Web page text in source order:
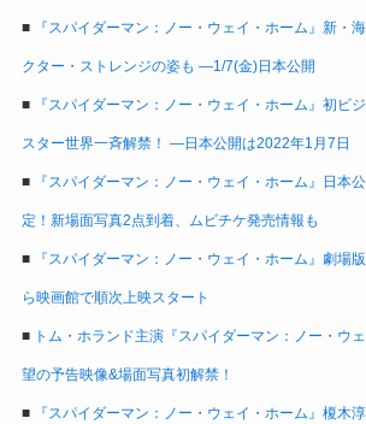
■ 『スパイダーマン：ノー・ウェイ・ホーム』新・
クター・ストレンジの姿も ―1/7(金)日本公開
■ 『スパイダーマン：ノー・ウェイ・ホーム』初ビ
スター世界一斉解禁！ ―日本公開は2022年1月7日
■ 『スパイダーマン：ノー・ウェイ・ホーム』日本
定！新場面写真2点到着、ムビチケ発売情報も
■ 『スパイダーマン：ノー・ウェイ・ホーム』劇場
ら映画館で順次上映スタート
■ トム・ホランド主演『スパイダーマン：ノー・ウ
望の予告映像&場面写真初解禁！
■ 『スパイダーマン：ノー・ウェイ・ホーム』榎木